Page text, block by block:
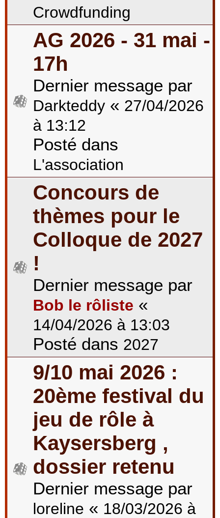
Crowdfunding
AG 2026 - 31 mai -
17h
Dernier message par
Darkteddy « 27/04/2026
à 13:12
Posté dans
L'association
Concours de
thèmes pour le
Colloque de 2027
!
Dernier message par
Bob le rôliste «
14/04/2026 à 13:03
Posté dans 2027
9/10 mai 2026 :
20ème festival du
jeu de rôle à
Kaysersberg ,
dossier retenu
Dernier message par
loreline « 18/03/2026 à